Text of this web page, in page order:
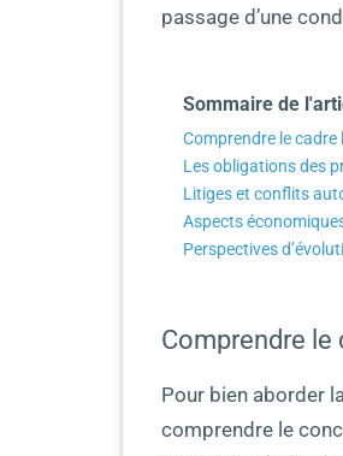
passage d’une
Sommaire de
Comprendre le
Les obligations des
Litiges et conflits
Aspects
Perspectives
Comprendre le
Pour bien aborder
comprendre le